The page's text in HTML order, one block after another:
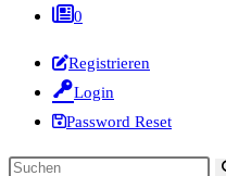
0
Registrieren
Login
Password Reset
Diese